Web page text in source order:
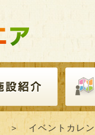
＞ イベントカレン